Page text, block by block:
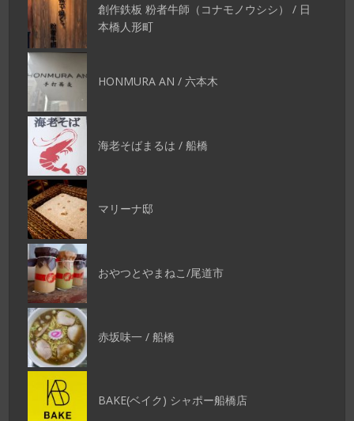
創作鉄板 粉者牛師（コナモノウシシ） / 日
本橋人形町
HONMURA AN / 六本木
海老そばまるは / 船橋
マリーナ邸
おやつとやまねこ/尾道市
赤坂味一 / 船橋
BAKE(ベイク) シャポー船橋店